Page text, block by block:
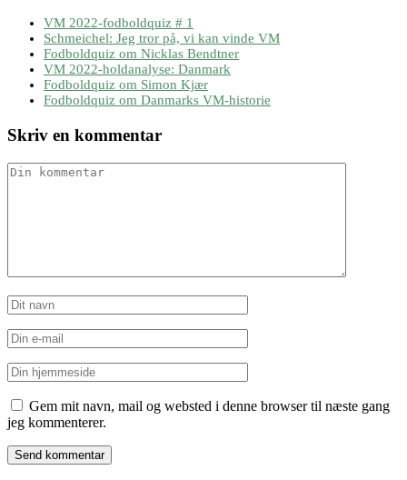
VM 2022-fodboldquiz # 1
Schmeichel: Jeg tror på, vi kan vinde VM
Fodboldquiz om Nicklas Bendtner
VM 2022-holdanalyse: Danmark
Fodboldquiz om Simon Kjær
Fodboldquiz om Danmarks VM-historie
Skriv en kommentar
Gem mit navn, mail og websted i denne browser til næste gang
jeg kommenterer.